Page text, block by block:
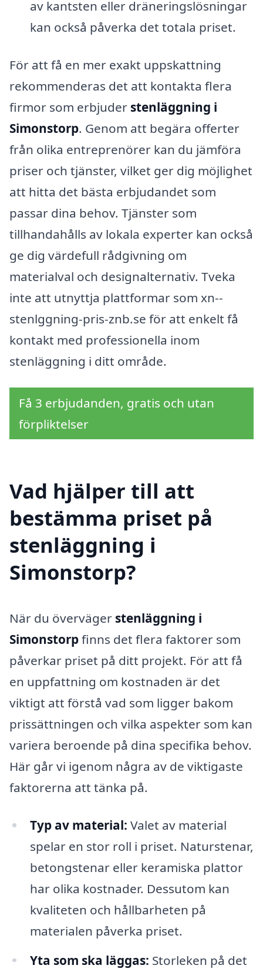
av kantsten eller dräneringslösningar
kan också påverka det totala priset.
För att få en mer exakt uppskattning
rekommenderas det att kontakta flera
firmor som erbjuder stenläggning i
Simonstorp. Genom att begära offerter
från olika entreprenörer kan du jämföra
priser och tjänster, vilket ger dig möjlighet
att hitta det bästa erbjudandet som
passar dina behov. Tjänster som
tillhandahålls av lokala experter kan också
ge dig värdefull rådgivning om
materialval och designalternativ. Tveka
inte att utnyttja plattformar som xn--
stenlggning-pris-znb.se för att enkelt få
kontakt med professionella inom
stenläggning i ditt område.
Få 3 erbjudanden, gratis och utan
förpliktelser
Vad hjälper till att
bestämma priset på
stenläggning i
Simonstorp?
När du överväger stenläggning i
Simonstorpfinns det flera faktorer som
påverkar priset på ditt projekt. För att få
en uppfattning om kostnaden är det
viktigt att förstå vad som ligger bakom
prissättningen och vilka aspekter som kan
variera beroende på dina specifika behov.
Här går vi igenom några av de viktigaste
faktorerna att tänka på.
Typ av material: Valet av material
spelar en stor roll i priset. Naturstenar,
betongstenar eller keramiska plattor
har olika kostnader. Dessutom kan
kvaliteten och hållbarheten på
materialen påverka priset.
Yta som ska läggas: Storleken på det